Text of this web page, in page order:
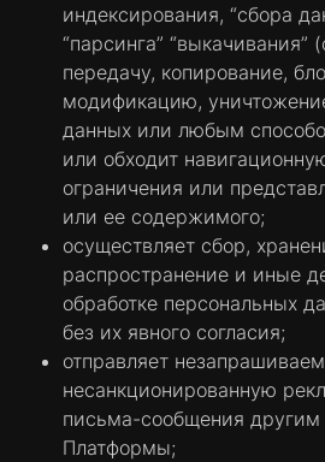
индексирования, “сбора
“парсинга” “выкачивания”
передачу, копирование,
модификацию,
данных или любым
или обходит
ограничения или
или ее содержимого;
осуществляет сбор,
распространение и иные
обработке персональных
без их явного согласия;
отправляет
несанкционированную
письма-сообщения другим
Платформы;
количества показов
помочь Компании
рекламной кампании.
размещаются на
сторонними рекламными
разрешения Компании.
запоминают посещение
нашего Сайта. Эта
используется совместно
организациями, такими
рекламодатели, и будет
функциям Сайта,
другими организациями.
файлы cookie данной
больше всего
пользователях.